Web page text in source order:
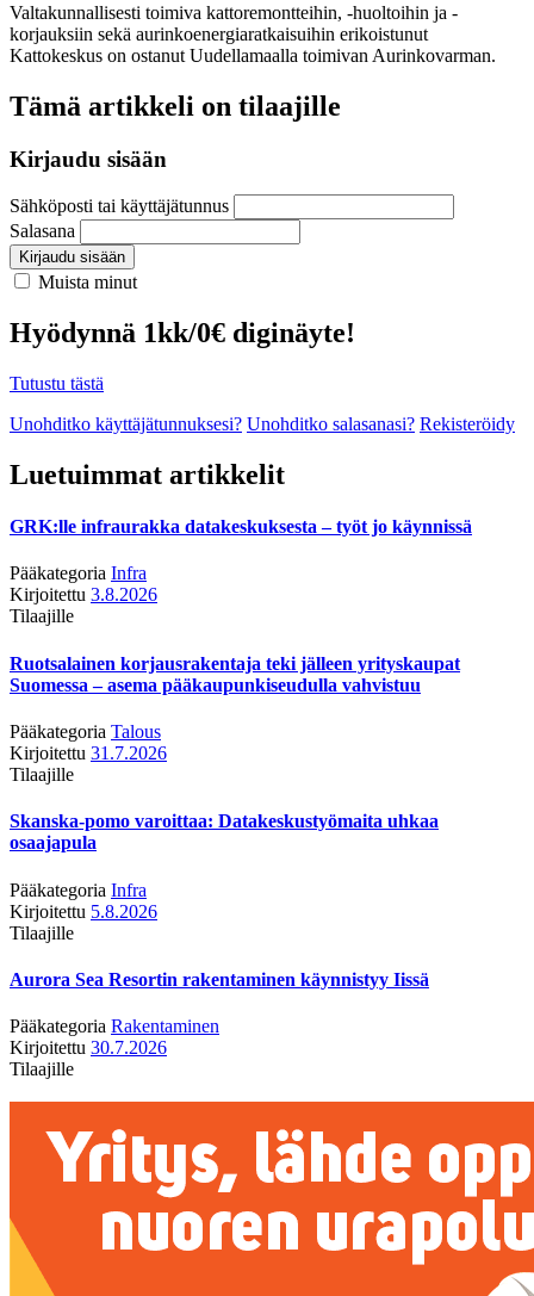
Valtakunnallisesti toimiva kattoremontteihin, -huoltoihin ja -
korjauksiin sekä aurinkoenergiaratkaisuihin erikoistunut
Kattokeskus on ostanut Uudellamaalla toimivan Aurinkovarman.
Tämä artikkeli on tilaajille
Kirjaudu sisään
Sähköposti tai käyttäjätunnus
Salasana
Kirjaudu sisään
Muista minut
Hyödynnä 1kk/0€ diginäyte!
Tutustu tästä
Unohditko käyttäjätunnuksesi? Unohditko salasanasi? Rekisteröidy
Luetuimmat artikkelit
GRK:lle infraurakka datakeskuksesta – työt jo käynnissä
Pääkategoria Infra
Kirjoitettu 3.8.2026
Tilaajille
Ruotsalainen korjausrakentaja teki jälleen yrityskaupat
Suomessa – asema pääkaupunkiseudulla vahvistuu
Pääkategoria Talous
Kirjoitettu 31.7.2026
Tilaajille
Skanska-pomo varoittaa: Datakeskustyömaita uhkaa
osaajapula
Pääkategoria Infra
Kirjoitettu 5.8.2026
Tilaajille
Aurora Sea Resortin rakentaminen käynnistyy Iissä
Pääkategoria Rakentaminen
Kirjoitettu 30.7.2026
Tilaajille